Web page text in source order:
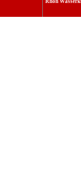
Rhön